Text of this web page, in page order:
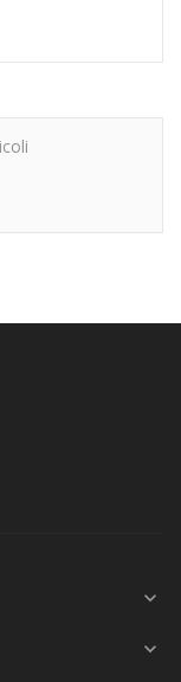
expand_more
expand_more